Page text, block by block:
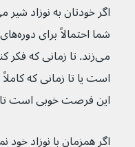
شما
می‌زند. تا زمانی که
است یا تا زمانی که
این فرصت خوبی است